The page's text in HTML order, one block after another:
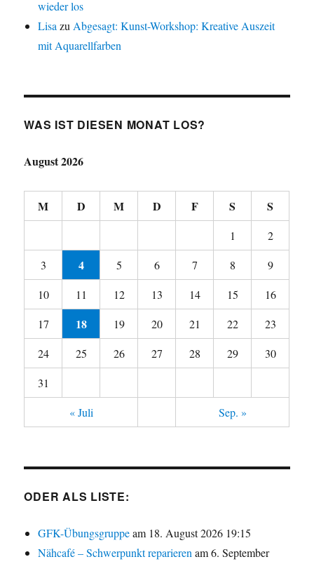
wieder los
Lisa zu Abgesagt: Kunst-Workshop: Kreative Auszeit
mit Aquarellfarben
WAS IST DIESEN MONAT LOS?
August 2026
M D M D F S S
1
2
3
4 5 6 7 8
9
10
11 12 13 14 15
16
17
18 19 20 21 22
23
24
25 26 27 28 29
30
31
« Juli
Sep. »
ODER ALS LISTE:
GFK-Übungsgruppeam 18. August 2026 19:15
Nähcafé – Schwerpunkt reparieren am 6. September